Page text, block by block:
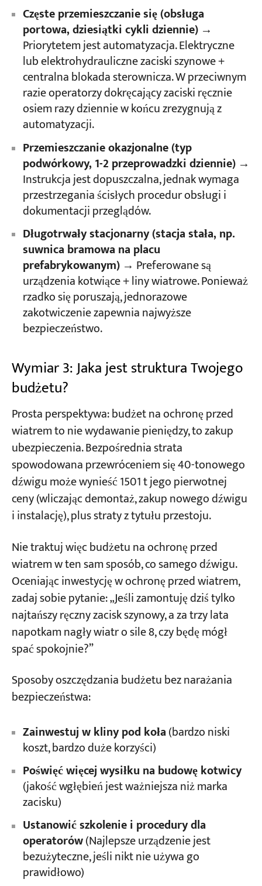
Częste przemieszczanie się (obsługa
portowa, dziesiątki cykli dziennie)→
Priorytetem jest automatyzacja. Elektryczne
lub elektrohydrauliczne zaciski szynowe +
centralna blokada sterownicza. W przeciwnym
razie operatorzy dokręcający zaciski ręcznie
osiem razy dziennie w końcu zrezygnują z
automatyzacji.
Przemieszczanie okazjonalne (typ
podwórkowy, 1-2 przeprowadzki dziennie)→
Instrukcja jest dopuszczalna, jednak wymaga
przestrzegania ścisłych procedur obsługi i
dokumentacji przeglądów.
Długotrwały stacjonarny (stacja stała, np.
suwnica bramowa na placu
prefabrykowanym)→ Preferowane są
urządzenia kotwiące + liny wiatrowe. Ponieważ
rzadko się poruszają, jednorazowe
zakotwiczenie zapewnia najwyższe
bezpieczeństwo.
Wymiar 3: Jaka jest struktura Twojego
budżetu?
Prosta perspektywa: budżet na ochronę przed
wiatrem to nie wydawanie pieniędzy, to zakup
ubezpieczenia. Bezpośrednia strata
spowodowana przewróceniem się 40-tonowego
dźwigu może wynieść 1501 t jego pierwotnej
ceny (wliczając demontaż, zakup nowego dźwigu
i instalację), plus straty z tytułu przestoju.
Nie traktuj więc budżetu na ochronę przed
wiatrem w ten sam sposób, co samego dźwigu.
Oceniając inwestycję w ochronę przed wiatrem,
zadaj sobie pytanie: „Jeśli zamontuję dziś tylko
najtańszy ręczny zacisk szynowy, a za trzy lata
napotkam nagły wiatr o sile 8, czy będę mógł
spać spokojnie?”
Sposoby oszczędzania budżetu bez narażania
bezpieczeństwa:
Zainwestuj w kliny pod koła(bardzo niski
koszt, bardzo duże korzyści)
Poświęć więcej wysiłku na budowę kotwicy
(jakość wgłębień jest ważniejsza niż marka
zacisku)
Ustanowić szkolenie i procedury dla
operatorów(Najlepsze urządzenie jest
bezużyteczne, jeśli nikt nie używa go
prawidłowo)